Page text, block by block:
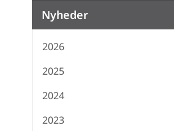
Nyheder
2026
2025
2024
2023